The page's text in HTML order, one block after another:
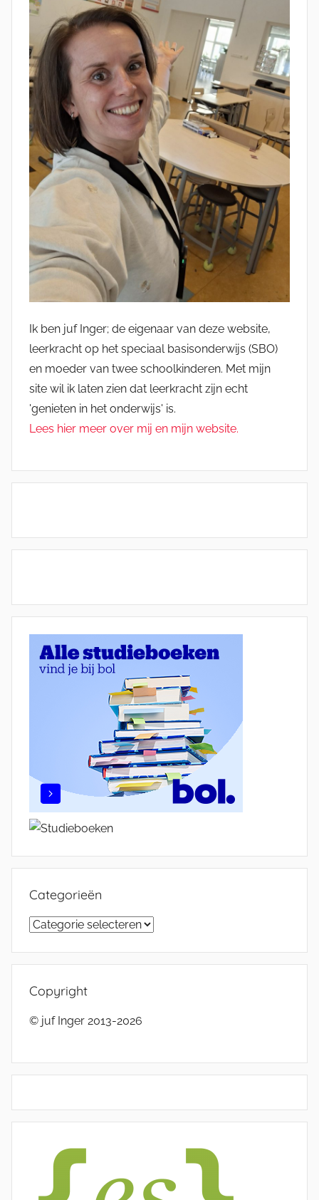
Ik ben juf Inger; de eigenaar van deze website,
leerkracht op het speciaal basisonderwijs (SBO)
en moeder van twee schoolkinderen. Met mijn
site wil ik laten zien dat leerkracht zijn echt
'genieten in het onderwijs' is.
Lees hier meer over mij en mijn website.
Categorieën
Categorieën
Copyright
© juf Inger 2013-2026